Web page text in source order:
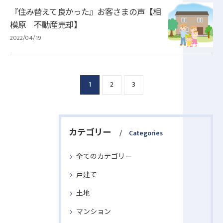
『住み替えて良かった』お客さまの声【相
模原 不動産売却】
2022/04/19
1 2 3
カテゴリー Categories
全てのカテゴリー
戸建て
土地
マンション